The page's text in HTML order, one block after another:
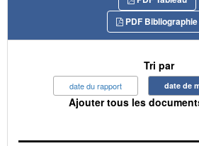
PDF Bibliographie
Tri par
date du rapport date de
Ajouter tous les